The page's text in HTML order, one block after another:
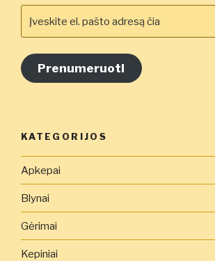
el.
adresą
čia
Prenumeruoti
KATEGORIJOS
Apkepai
Blynai
Gėrimai
Kepiniai